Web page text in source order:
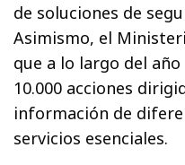
de soluciones de
Asimismo, el
que a lo largo del
10.000 acciones
información de
servicios esenciales.